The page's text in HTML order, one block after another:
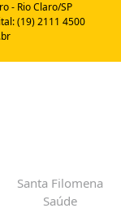
- Rio Claro/SP
(19) 2111 4500
Santa Filomena
Saúde